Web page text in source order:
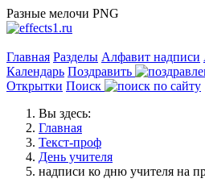
Разные мелочи PNG
Главная Разделы Алфавит надписи
Календарь Поздравить
Открытки Поиск
Вы здесь:
Главная
Текст-проф
День учителя
надписи ко дню учителя на